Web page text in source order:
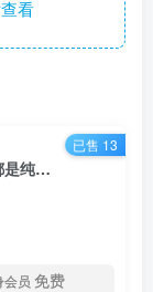
看
巨暴利，月入9000+的宝宝起名项目，每单都是纯利润，零基础都能躺赚【附软件+视频教程】
会员 免费
已售 13